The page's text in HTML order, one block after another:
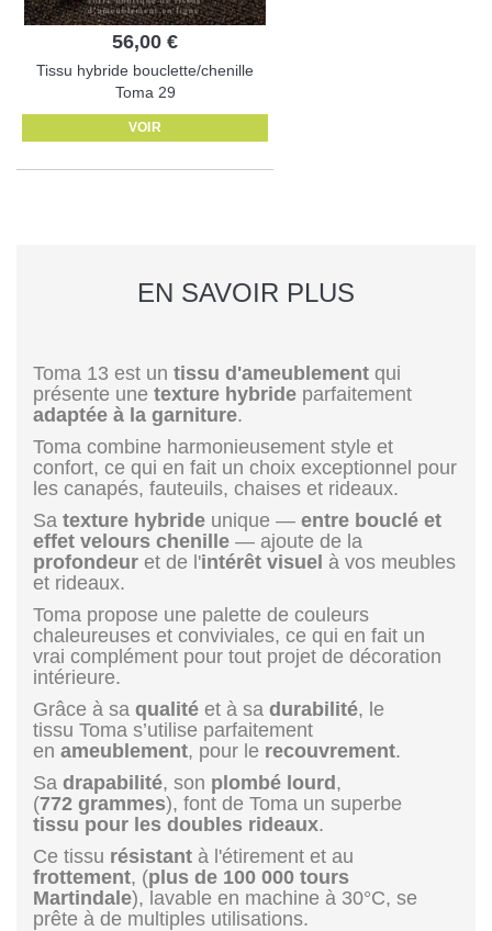
56,00 €
Tissu hybride bouclette/chenille
Toma 29
VOIR
EN SAVOIR PLUS
Toma 13 est un tissu d'ameublement qui
présente une texture hybride parfaitement
adaptée à la garniture.
Toma combine harmonieusement style et
confort, ce qui en fait un choix exceptionnel pour
les canapés, fauteuils, chaises et rideaux.
Sa texture hybride unique — entre bouclé et
effet velours chenille — ajoute de la
profondeur et de l'intérêt visuel à vos meubles
et rideaux.
Toma propose une palette de couleurs
chaleureuses et conviviales, ce qui en fait un
vrai complément pour tout projet de décoration
intérieure.
Grâce à sa qualité et à sa durabilité, le
tissu Toma s’utilise parfaitement
en ameublement, pour le recouvrement.
Sa drapabilité, son plombé lourd,
(772 grammes), font de Toma un superbe
tissu pour les doubles rideaux.
Ce tissu résistant à l'étirement et au
frottement, (plus de 100 000 tours
Martindale), lavable en machine à 30°C, se
prête à de multiples utilisations.